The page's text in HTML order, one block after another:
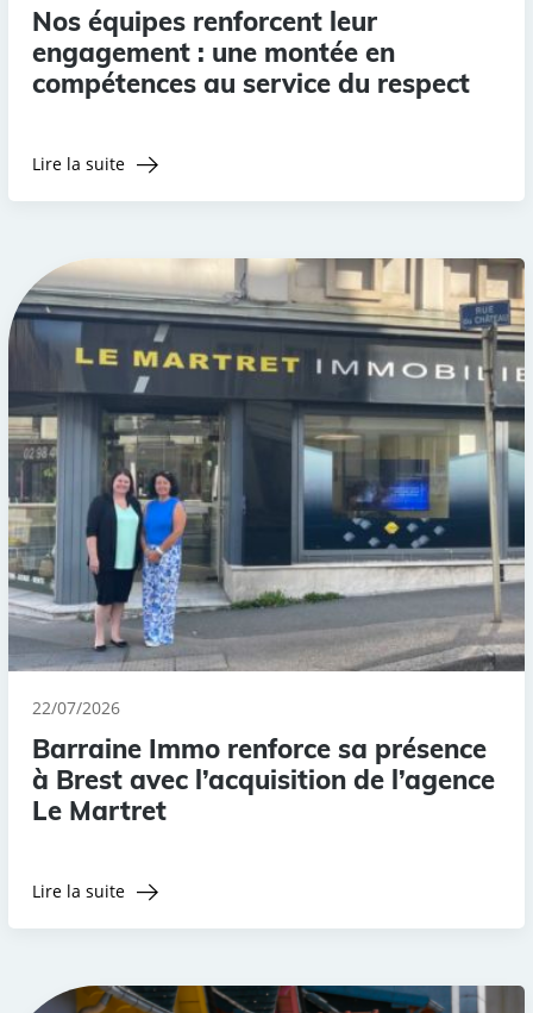
Nos équipes renforcent leur
engagement : une montée en
compétences au service du respect
Lire la suite
22/07/2026
Barraine Immo renforce sa présence
à Brest avec l’acquisition de l’agence
Le Martret
Lire la suite